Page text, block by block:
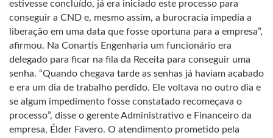
estivesse concluído, já era iniciado este processo para
conseguir a CND e, mesmo assim, a burocracia impedia a
liberação em uma data que fosse oportuna para a empresa”,
afirmou. Na Conartis Engenharia um funcionário era
delegado para ficar na fila da Receita para conseguir uma
senha. “Quando chegava tarde as senhas já haviam acabado
e era um dia de trabalho perdido. Ele voltava no outro dia e
se algum impedimento fosse constatado recomeçava o
processo”, disse o gerente Administrativo e Financeiro da
empresa, Élder Favero. O atendimento prometido pela